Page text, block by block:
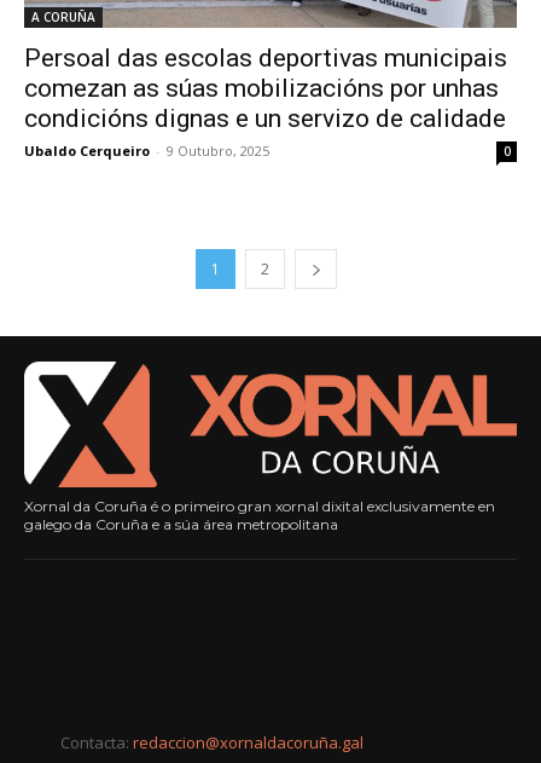
A CORUÑA
Persoal das escolas deportivas municipais
comezan as súas mobilizacións por unhas
condicións dignas e un servizo de calidade
Ubaldo Cerqueiro - 9 Outubro, 2025 0
1 2
Xornal da Coruña é o primeiro gran xornal dixital exclusivamente en
galego da Coruña e a súa área metropolitana
Contacta: redaccion@xornaldacoruña.gal